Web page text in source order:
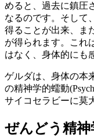
めると、過去に鎮圧
なるのです。そして
得ることが出来、ま
が得られます。これ
はなく、身体的にも
ゲルダは、身体の本
の精神学的蠕動
サイコセラビーに莫
ぜんどう精神